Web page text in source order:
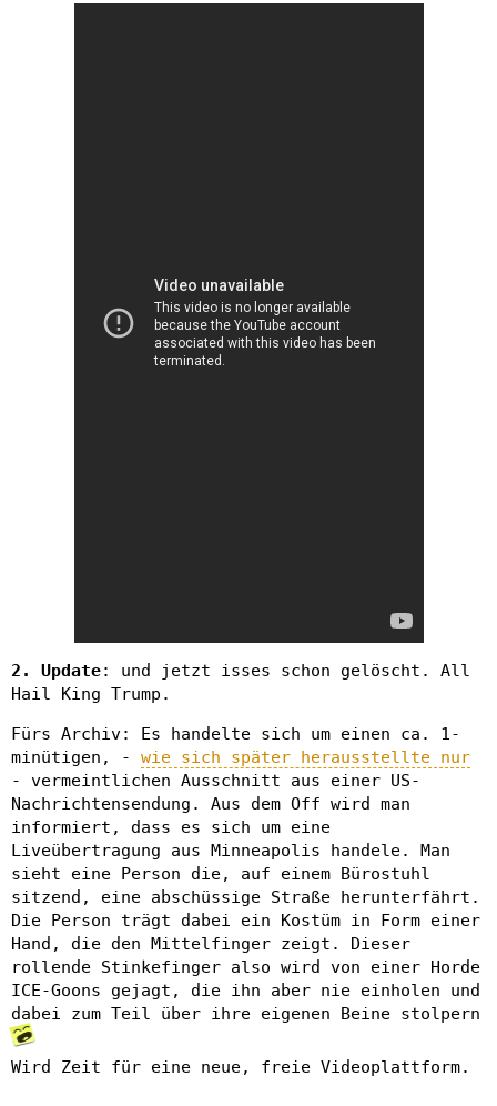
2. Update: und jetzt isses schon gelöscht. All
Hail King Trump.
Fürs Archiv: Es handelte sich um einen ca. 1-
minütigen, - wie sich später herausstellte nur
- vermeintlichen Ausschnitt aus einer US-
Nachrichtensendung. Aus dem Off wird man
informiert, dass es sich um eine
Liveübertragung aus Minneapolis handele. Man
sieht eine Person die, auf einem Bürostuhl
sitzend, eine abschüssige Straße herunterfährt.
Die Person trägt dabei ein Kostüm in Form einer
Hand, die den Mittelfinger zeigt. Dieser
rollende Stinkefinger also wird von einer Horde
ICE-Goons gejagt, die ihn aber nie einholen und
dabei zum Teil über ihre eigenen Beine stolpern
Wird Zeit für eine neue, freie Videoplattform.